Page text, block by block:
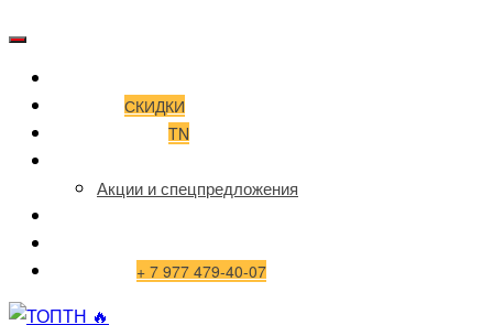
СКИДКИ
TN
Акции и спецпредложения
+ 7 977 479-40-07